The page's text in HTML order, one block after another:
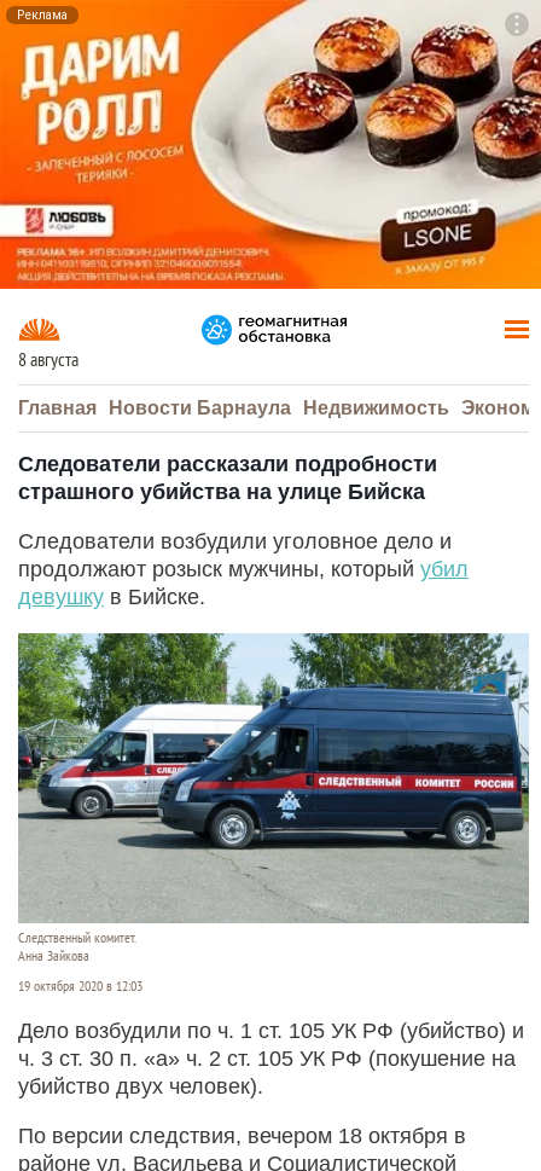
Реклама
8 августа
Главная Новости Барнаула Недвижимость
Следователи рассказали подробности
страшного убийства на улице Бийска
Следователи возбудили уголовное дело и
продолжают розыск мужчины, который убил
девушку в Бийске.
Следственный комитет.
Анна Зайкова
19 октября 2020 в 12:03
Дело возбудили по ч. 1 ст. 105 УК РФ (убийство) и
ч. 3 ст. 30 п. «а» ч. 2 ст. 105 УК РФ (покушение на
убийство двух человек).
По версии следствия, вечером 18 октября в
районе ул. Васильева и Социалистической